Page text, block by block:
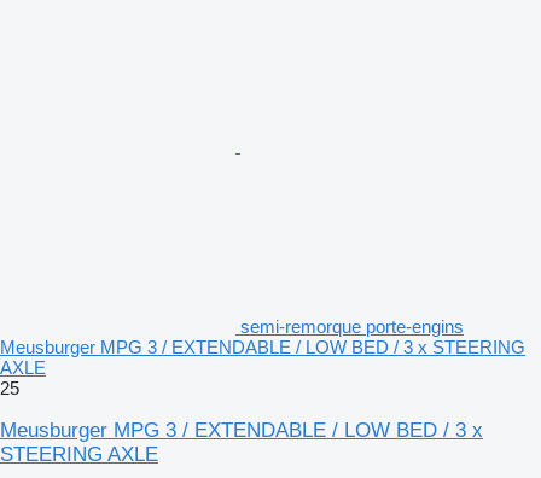
semi-remorque porte-engins
Meusburger MPG 3 / EXTENDABLE / LOW BED / 3 x STEERING
AXLE
25
Meusburger MPG 3 / EXTENDABLE / LOW BED / 3 x
STEERING AXLE